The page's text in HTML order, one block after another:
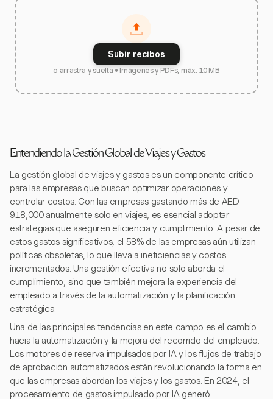
Subir recibos
o arrastra y suelta • Imágenes y PDFs, máx. 10 MB
Entendiendo la Gestión Global de Viajes y Gastos
La gestión global de viajes y gastos es un componente crítico
para las empresas que buscan optimizar operaciones y
controlar costos. Con las empresas gastando más de AED
918,000 anualmente solo en viajes, es esencial adoptar
estrategias que aseguren eficiencia y cumplimiento. A pesar de
estos gastos significativos, el 58% de las empresas aún utilizan
políticas obsoletas, lo que lleva a ineficiencias y costos
incrementados. Una gestión efectiva no solo aborda el
cumplimiento, sino que también mejora la experiencia del
empleado a través de la automatización y la planificación
estratégica.
Una de las principales tendencias en este campo es el cambio
hacia la automatización y la mejora del recorrido del empleado.
Los motores de reserva impulsados por IA y los flujos de trabajo
de aprobación automatizados están revolucionando la forma en
que las empresas abordan los viajes y los gastos. En 2024, el
procesamiento de gastos impulsado por IA generó